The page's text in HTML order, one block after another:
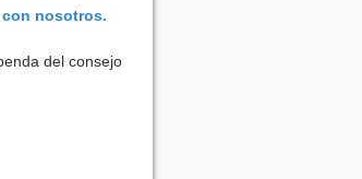
nosotros.
del consejo